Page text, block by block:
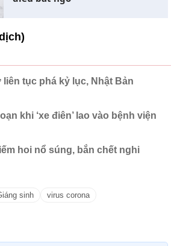
tục phá kỷ lục, Nhật Bản
khi ‘xe điên’ lao vào bệnh viện
hoi nổ súng, bắn chết nghi
sinh virus corona